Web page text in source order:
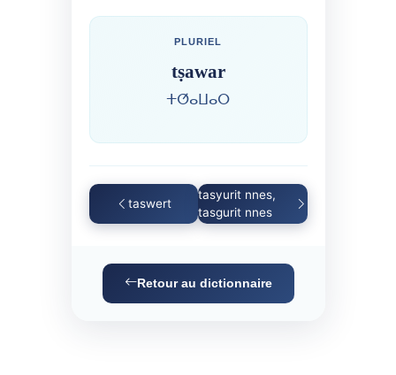
PLURIEL
tṣawar
ⵜⵚⴰⵡⴰⵔ
taswert
tasyurit nnes,
tasgurit nnes
Retour au dictionnaire